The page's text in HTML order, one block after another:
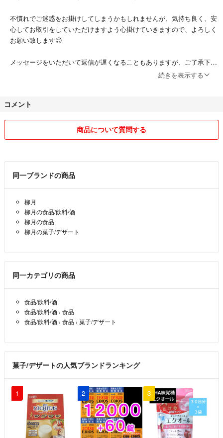
不慣れでご迷惑をお掛けしてしまうかもしれませんが、気持ち良く、安
心してお取引をしていただけますよう心掛けていきますので、よろしく
お願い致します😊
メッセージをいただいて返信が遅くなることもありますが、ご了承下さ
続きを表示する
コメント
商品について質問する
同一ブランドの商品
柳月
柳月の食品/飲料/酒
柳月の食品
柳月の菓子/デザート
同一カテゴリの商品
食品/飲料/酒
食品/飲料/酒 › 食品
食品/飲料/酒 › 食品 › 菓子/デザート
菓子/デザートの人気ブランドランキング
1 2 3